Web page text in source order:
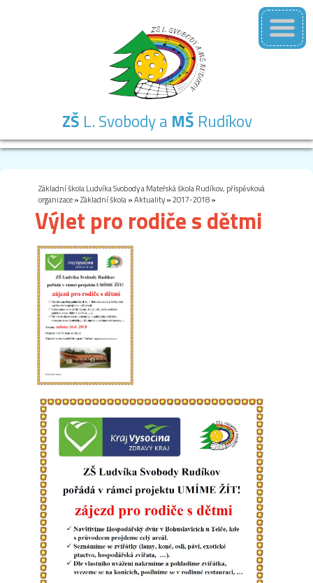
ZŠ L. Svobody a MŠ Rudíkov
Základní škola Ludvíka Svobody a Mateřská škola Rudíkov, příspěvková
organizace»Základní škola»Aktuality»2017-2018»
Výlet pro rodiče s dětmi